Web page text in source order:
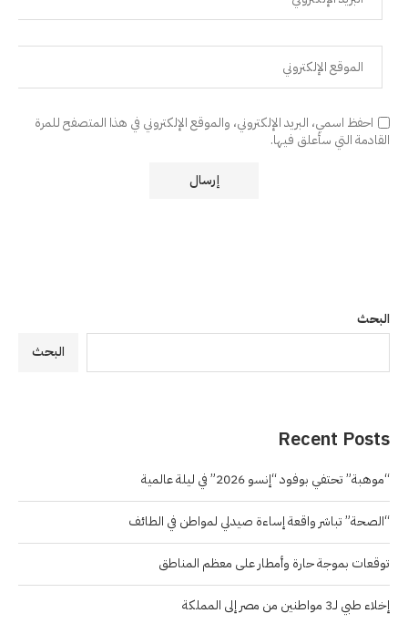
احفظ اسمي، البريد الإلكتروني، والموقع الإلكتروني في هذا المتصفح للمرة
القادمة التي سأعلق فيها.
البحث
البحث
Recent Posts
“موهبة” تحتفي بوفود “إنسو 2026” في ليلة عالمية
“الصحة” تباشر واقعة إساءة صيدلي لمواطن في الطائف
توقعات بموجة حارة وأمطار على معظم المناطق
إخلاء طبي لـ3 مواطنين من مصر إلى المملكة